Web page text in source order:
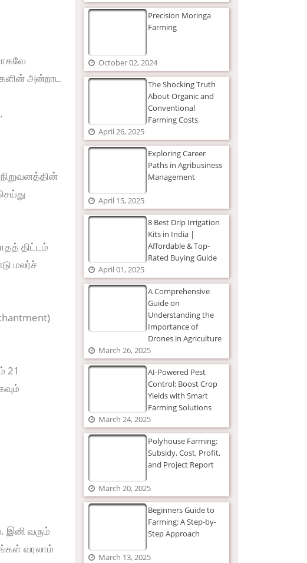
அன்றாட
திட்டம்
மலர்ச்
21
இனி வரும்
வரலாம்
Precision Moringa
Farming
October 02, 2024
The Shocking Truth
About Organic and
Conventional
Farming Costs
April 26, 2025
Exploring Career
Paths in Agribusiness
Management
April 15, 2025
8 Best Drip Irrigation
Kits in India |
Affordable & Top-
Rated Buying Guide
April 01, 2025
A Comprehensive
Guide on
Understanding the
Importance of
Drones in Agriculture
March 26, 2025
AI-Powered Pest
Control: Boost Crop
Yields with Smart
Farming Solutions
March 24, 2025
Polyhouse Farming:
Subsidy, Cost, Profit,
and Project Report
March 20, 2025
Beginners Guide to
Farming: A Step-by-
Step Approach
March 13, 2025